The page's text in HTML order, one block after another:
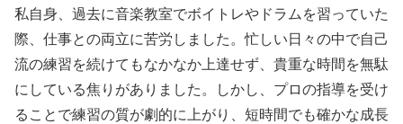
私自身、過去に音楽教室でボイトレやドラムを習っていた
際、仕事との両立に苦労しました。忙しい日々の中で自己
流の練習を続けてもなかなか上達せず、貴重な時間を無駄
にしている焦りがありました。しかし、プロの指導を受け
ることで練習の質が劇的に上がり、短時間でも確かな成長